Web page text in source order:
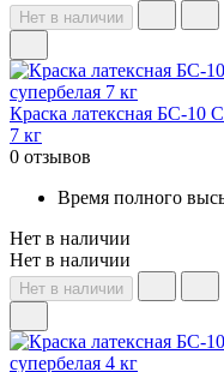
Нет в наличии
Краска латексная БС-
7 кг
0 отзывов
Время полного
Нет в наличии
Нет в наличии
Нет в наличии